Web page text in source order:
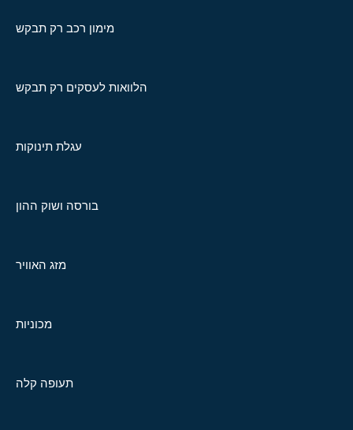
מימון רכב רק תבקש
הלוואות לעסקים רק תבקש
עגלת תינוקות
בורסה ושוק ההון
מזג האוויר
מכוניות
תעופה קלה